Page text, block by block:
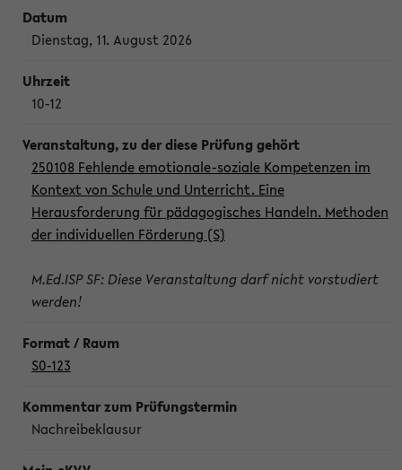
Dienstag, 11. August 2026
10-12
250108 Fehlende emotionale-soziale Kompetenzen im
Kontext von Schule und Unterricht. Eine
Herausforderung für pädagogisches Handeln. Methoden
der individuellen Förderung (S)
M.Ed.ISP SF: Diese Veranstaltung darf nicht vorstudiert
werden!
S0-123
Nachreibeklausur